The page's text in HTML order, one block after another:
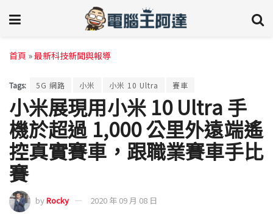
首頁 »最新科技新聞與報導
Tags: 5G 網路 小米 小米 10 Ultra 賽車
小米展現用小米 10 Ultra 手
機於超過 1,000 公里外遠端遙
控真實賽車，跟職業賽車手比
賽
byRocky 2020 年 09 月 08 日